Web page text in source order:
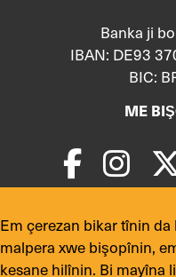
Banka ji
IBAN: DE93
BIC:
ME
© 2024 Hemû
Em çerezan bikar tînin
malpera xwe bişopînin,
kesane hilînin. Bi mayîna